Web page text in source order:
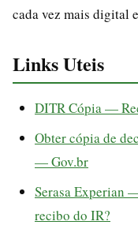
cada vez mais digital
Links Uteis
DITR Cópia —
Obter cópia de
— Gov.br
Serasa Experian
recibo do IR?